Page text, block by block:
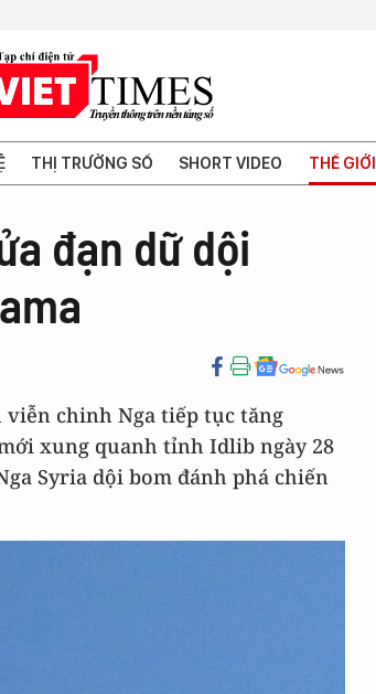
THỊ TRƯỜNG SỐ SHORT VIDEO THẾ GIỚI
đạn dữ dội
viễn chinh Nga tiếp tục tăng
xung quanh tỉnh Idlib ngày 28
Syria dội bom đánh phá chiến